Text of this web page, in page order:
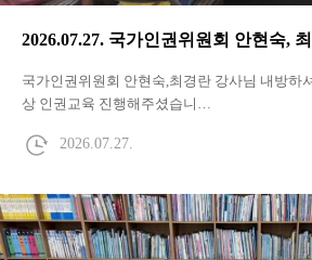
2026.07.27. 국가인권위원회 안현숙,
국가인권위원회 안현숙,최경란 강사님 내방하
상 인권교육 진행해주셨습니…
2026.07.27.